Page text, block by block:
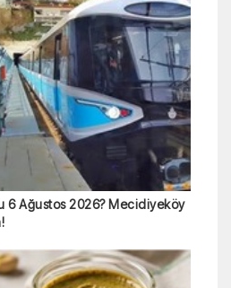
6 Ağustos 2026? Mecidiyeköy